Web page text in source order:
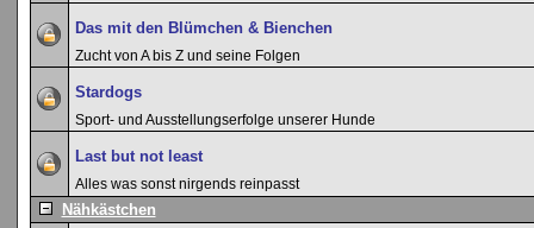
Das mit den Blümchen & Bienchen
Zucht von A bis Z und seine Folgen
Stardogs
Sport- und Ausstellungserfolge unserer Hunde
Last but not least
Alles was sonst nirgends reinpasst
Nähkästchen